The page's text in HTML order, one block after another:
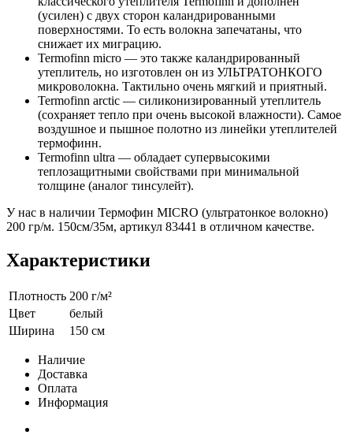
(усилен) с двух сторон каландрированными
поверхностями. То есть волокна запечатаны, что
снижает их миграцию.
Termofinn micro — это также каландрированный
утеплитель, но изготовлен он из УЛЬТРАТОНКОГО
микроволокна. Тактильно очень мягкий и приятный.
Termofinn arctic — силиконизированный утеплитель
(сохраняет тепло при очень высокой влажности). Самое
воздушное и пышное полотно из линейки утеплителей
термофинн.
Termofinn ultra — обладает супервысокими
теплозащитными свойствами при минимальной
толщине (аналог тинсулейт).
У нас в наличии Термофин MICRO (ультратонкое волокно)
200 гр/м. 150см/35м, артикул 83441 в отличном качестве.
Характеристики
Плотность 200 г/м²
Цвет
белый
Ширина
150 см
Наличие
Доставка
Оплата
Информация